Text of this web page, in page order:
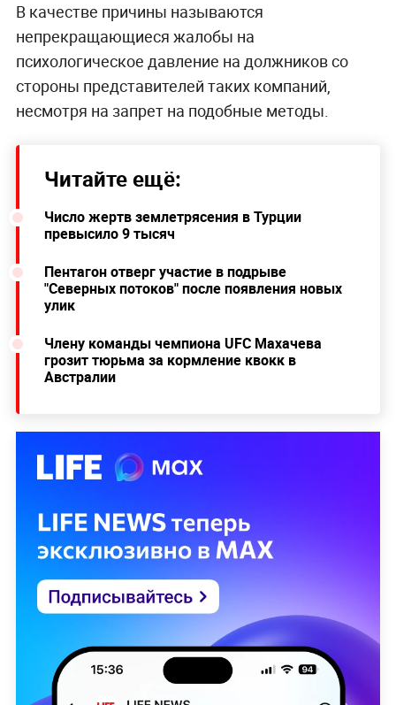
В качестве причины называются
непрекращающиеся жалобы на
психологическое давление на должников со
стороны представителей таких компаний,
несмотря на запрет на подобные методы.
Читайте ещё:
Число жертв землетрясения в Турции
превысило 9 тысяч
Пентагон отверг участие в подрыве
"Северных потоков" после появления новых
улик
Члену команды чемпиона UFC Махачева
грозит тюрьма за кормление квокк в
Австралии